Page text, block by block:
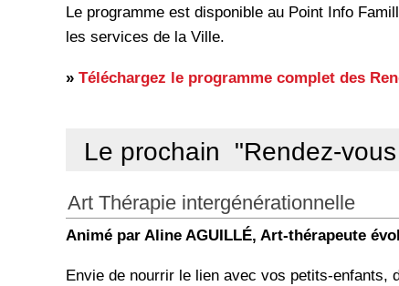
Le programme est disponible au Point Info
les services de la Ville.
» Téléchargez le programme complet des
Le prochain "Rendez-
Art Thérapie intergénérationnelle
Animé par Aline AGUILLÉ, Art-thérapeute
Envie de nourrir le lien avec vos petits-enfants,